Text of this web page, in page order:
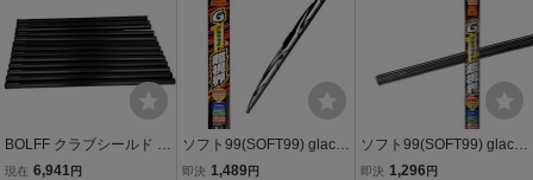
BOLFF クラブシールド C
LUB SHIELD 13本セット
現在 6,941 円
ソフト99(SOFT99) glaco
(ガラコ) ワイパーブレー
即決 1,489円
ソフト99(SOFT99) glaco
(ガラコ) ワイパー替えゴ
即決 1,296 円